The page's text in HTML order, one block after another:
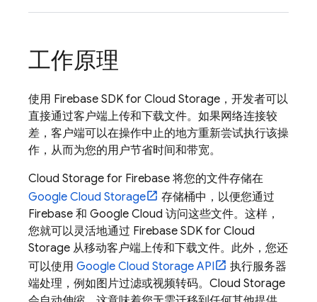
工作原理
使用 Firebase SDK for Cloud Storage ，开发者可以
直接通过客户端上传和下载文件。如果网络连接较
差，客户端可以在操作中止的地方重新尝试执行该操
作，从而为您的用户节省时间和带宽。
Cloud Storage for Firebase 将您的文件存储在
Google Cloud Storage
存储桶中，以便您通过
Firebase 和 Google Cloud 访问这些文件。这样，
您就可以灵活地通过 Firebase SDK for Cloud
Storage 从移动客户端上传和下载文件。此外，您还
可以使用 Google Cloud Storage API
执行服务器
端处理，例如图片过滤或视频转码。 Cloud Storage